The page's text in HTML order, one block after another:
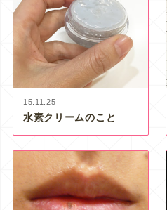
15.11.25
水素クリームのこと